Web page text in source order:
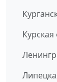
Курская